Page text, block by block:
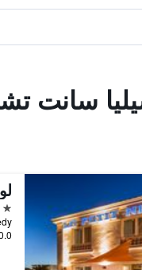
سانت
5 نجوم
0.0 كيلومتر عن وسط